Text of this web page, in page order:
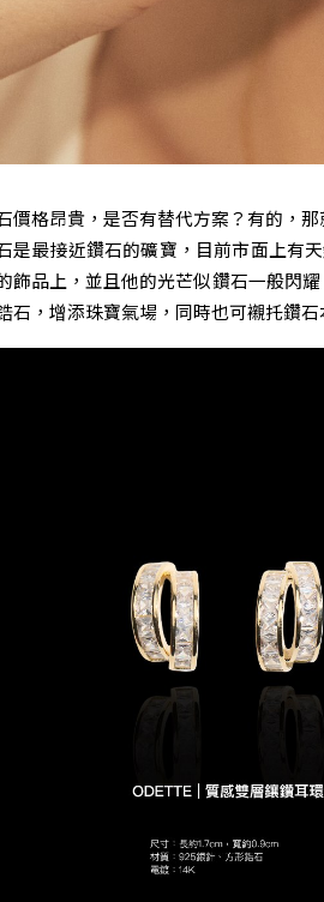
價格昂貴，是否有替代方案？有的，那
是最接近鑽石的礦寶，目前市面上有
飾品上，並且他的光芒似鑽石一般閃
石，增添珠寶氣場，同時也可襯托鑽石